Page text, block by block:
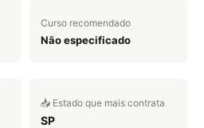
Curso recomendado
Não especificado
📥 Estado que mais contrata
SP